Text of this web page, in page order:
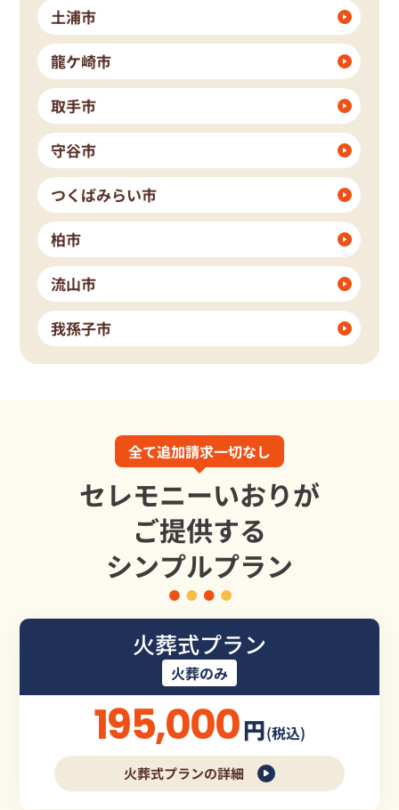
土浦市
龍ケ崎市
取手市
守谷市
つくばみらい市
柏市
流山市
我孫子市
全て追加請求一切なし
セレモニーいおりが
ご提供する
シンプルプラン
火葬式プラン
火葬のみ
195,000円(税込)
火葬式プランの詳細